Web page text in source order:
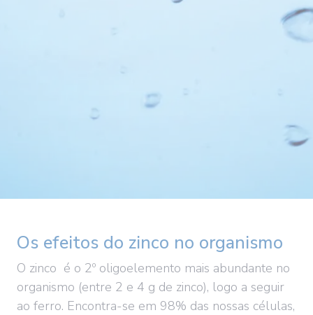
Os efeitos do zinco no organismo
O zinco é o 2º oligoelemento mais abundante no
organismo (entre 2 e 4 g de zinco), logo a seguir
ao ferro. Encontra-se em 98% das nossas células,